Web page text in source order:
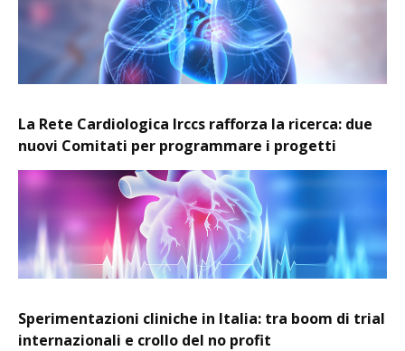
La Rete Cardiologica Irccs rafforza la ricerca: due
nuovi Comitati per programmare i progetti
Sperimentazioni cliniche in Italia: tra boom di trial
internazionali e crollo del no profit